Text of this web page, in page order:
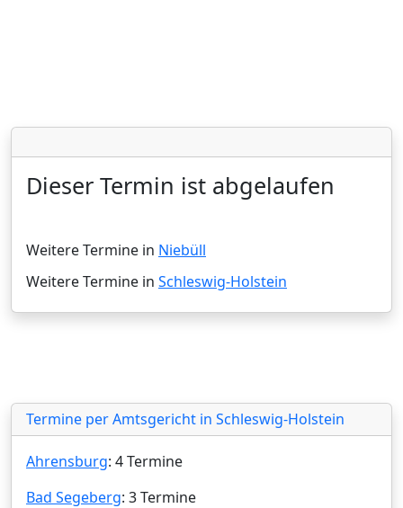
Dieser Termin ist abgelaufen
Weitere Termine in Niebüll
Weitere Termine in Schleswig-Holstein
Termine per Amtsgericht in Schleswig-Holstein
Ahrensburg: 4 Termine
Bad Segeberg: 3 Termine